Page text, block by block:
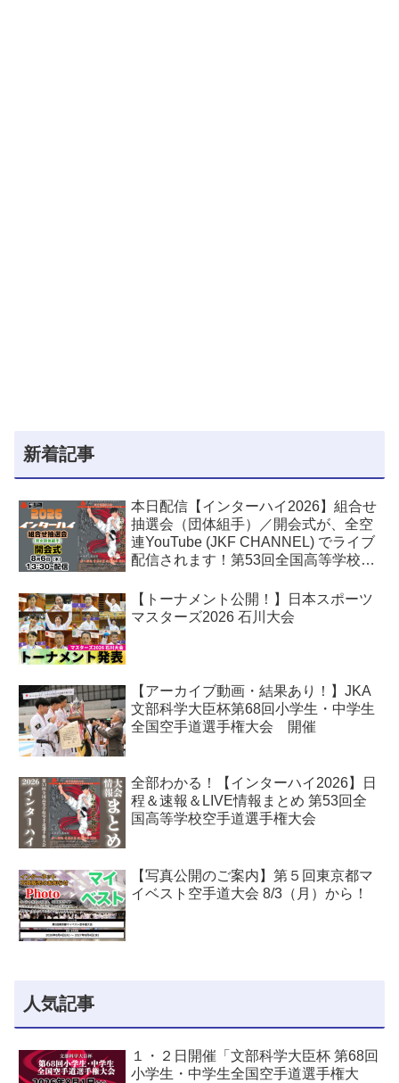
新着記事
本日配信【インターハイ2026】組合せ
抽選会（団体組手）／開会式が、全空
連YouTube (JKF CHANNEL) でライブ
配信されます！第53回全国高等学校空
【トーナメント公開！】日本スポーツ
マスターズ2026 石川大会
【アーカイブ動画・結果あり！】JKA
文部科学大臣杯第68回小学生・中学生
全国空手道選手権大会 開催
全部わかる！【インターハイ2026】日
程＆速報＆LIVE情報まとめ 第53回全
国高等学校空手道選手権大会
【写真公開のご案内】第５回東京都マ
イベスト空手道大会 8/3（月）から！
人気記事
１・２日開催「文部科学大臣杯 第68回
小学生・中学生全国空手道選手権大